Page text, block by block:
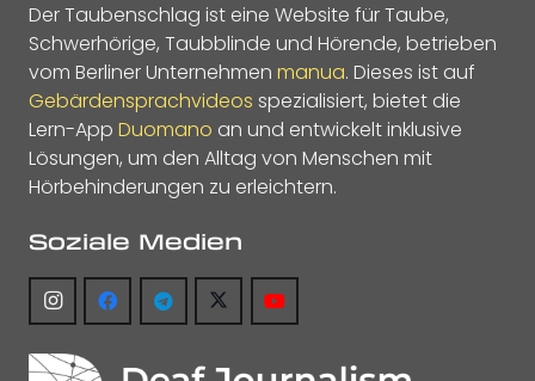
Der Taubenschlag ist eine Website für Taube,
Schwerhörige, Taubblinde und Hörende, betrieben
vom Berliner Unternehmen manua. Dieses ist auf
Gebärdensprachvideos spezialisiert, bietet die
Lern-App Duomano an und entwickelt inklusive
Lösungen, um den Alltag von Menschen mit
Hörbehinderungen zu erleichtern.
Soziale Medien